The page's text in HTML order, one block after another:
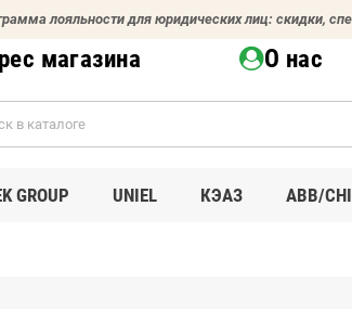
лояльности для юридических лиц: скидки,
магазина О нас
GROUP UNIEL КЭАЗ ABB/